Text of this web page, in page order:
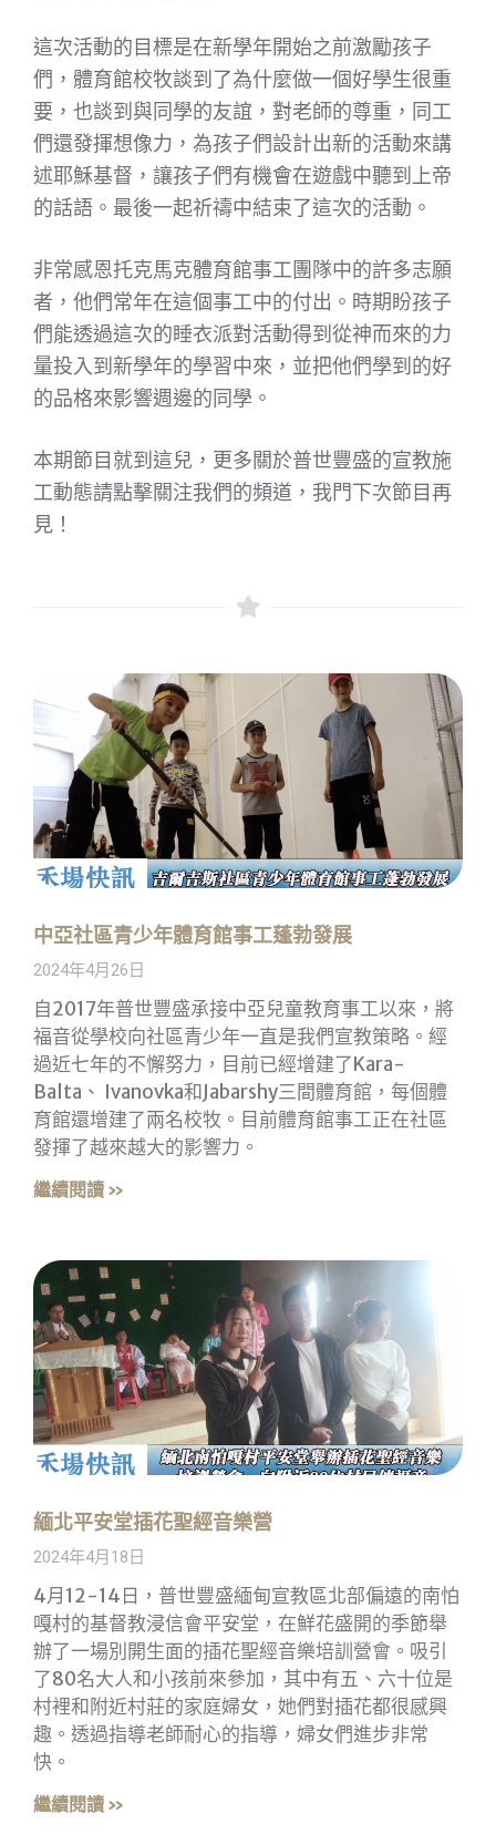
這次活動的目標是在新學年開始之前激勵孩子
們，體育館校牧談到了為什麼做一個好學生很重
要，也談到與同學的友誼，對老師的尊重，同工
們還發揮想像力，為孩子們設計出新的活動來講
述耶穌基督，讓孩子們有機會在遊戲中聽到上帝
的話語。最後一起祈禱中結束了這次的活動。
非常感恩托克馬克體育館事工團隊中的許多志願
者，他們常年在這個事工中的付出。時期盼孩子
們能透過這次的睡衣派對活動得到從神而來的力
量投入到新學年的學習中來，並把他們學到的好
的品格來影響週邊的同學。
本期節目就到這兒，更多關於普世豐盛的宣教施
工動態請點擊關注我們的頻道，我門下次節目再
見！
中亞社區青少年體育館事工蓬勃發展
2024年4月26日
自2017年普世豐盛承接中亞兒童教育事工以來，將
福音從學校向社區青少年一直是我們宣教策略。經
過近七年的不懈努力，目前已經增建了Kara-
Balta、 Ivanovka和Jabarshy三間體育館，每個體
育館還增建了兩名校牧。目前體育館事工正在社區
發揮了越來越大的影響力。
繼續閱讀 »
緬北平安堂插花聖經音樂營
2024年4月18日
4月12-14日，普世豐盛緬甸宣教區北部偏遠的南怕
嘎村的基督教浸信會平安堂，在鮮花盛開的季節舉
辦了一場別開生面的插花聖經音樂培訓營會。吸引
了80名大人和小孩前來參加，其中有五、六十位是
村裡和附近村莊的家庭婦女，她們對插花都很感興
趣。透過指導老師耐心的指導，婦女們進步非常
快。
繼續閱讀 »